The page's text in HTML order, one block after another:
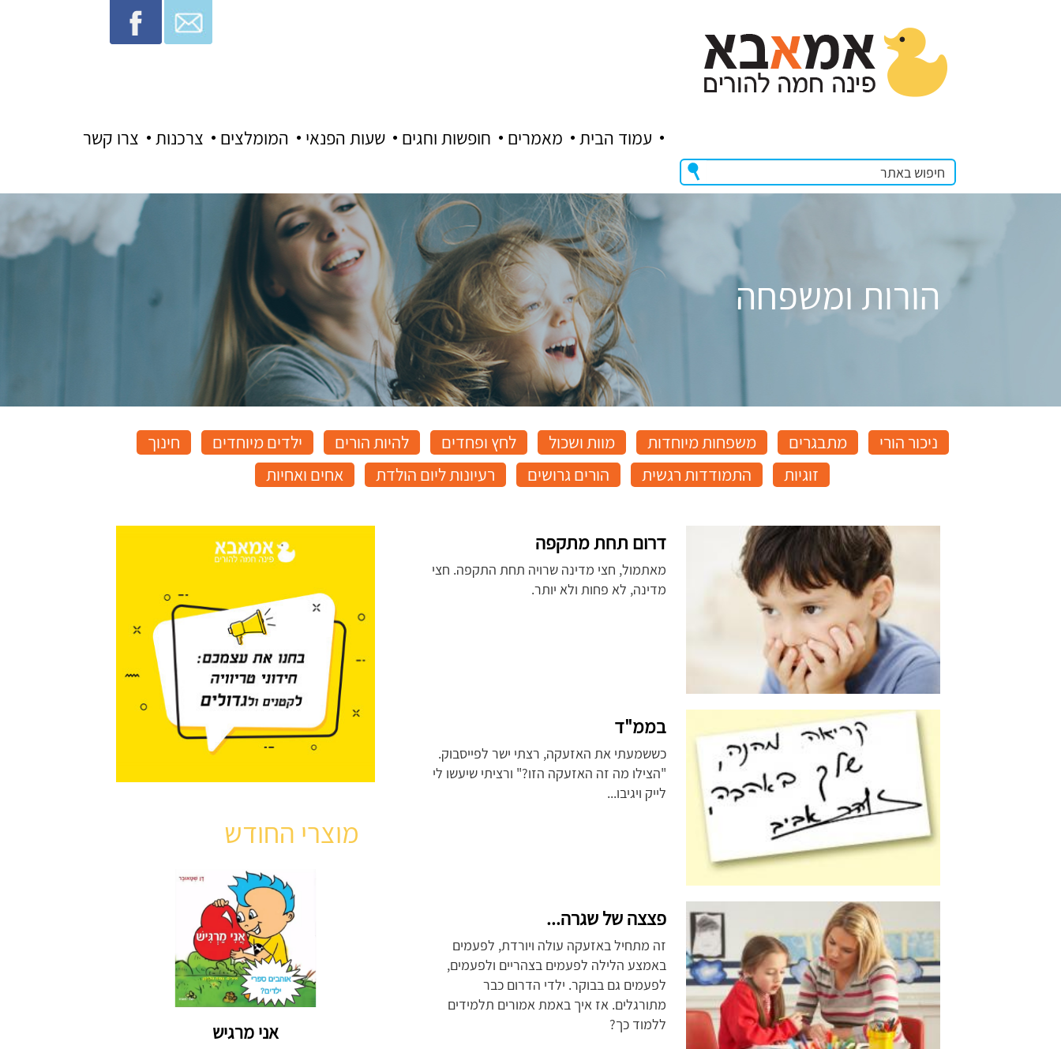
צרו קשר צרכנות המומלצים שעות הפנאי חופשות וחגים מאמרים עמוד הבית
הורות ומשפחה
ניכור הורי מתבגרים משפחות מיוחדות מוות ושכול לחץ ופחדים להיות הורים ילדים מיוחדים
חינוך
זוגיות
התמודדות רגשית הורים גרושים רעיונות ליום הולדת אחים ואחיות
דרום תחת מתקפה
מאתמול, חצי מדינה שרויה תחת התקפה. חצי
מדינה, לא פחות ולא יותר.
בממ"ד
כששמעתי את האזעקה, רצתי ישר לפייסבוק.
"הצילו מה זה האזעקה הזו?" ורציתי שיעשו לי
לייק ויגיבו...
פצצה של שגרה...
זה מתחיל באזעקה עולה ויורדת, לפעמים
באמצע הלילה לפעמים בצהריים ולפעמים,
לפעמים גם בבוקר. ילדי הדרום כבר
מתורגלים. אז איך באמת אמורים תלמידים
ללמוד כך?
מוצרי החודש
אני מרגיש